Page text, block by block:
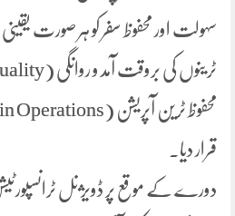
سہولت اور محفوظ سفر کو ہر صورت
قرار دیا۔
دورے کے موقع پر ڈویژنل